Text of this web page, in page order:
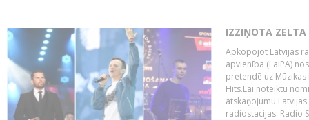
IZZIŅOTA ZELTA
Apkopojot Latvijas
apvienība (LaIPA)
pretendē uz
Hits.Lai noteiktu
atskaņojumu
radiostacijas: Radio